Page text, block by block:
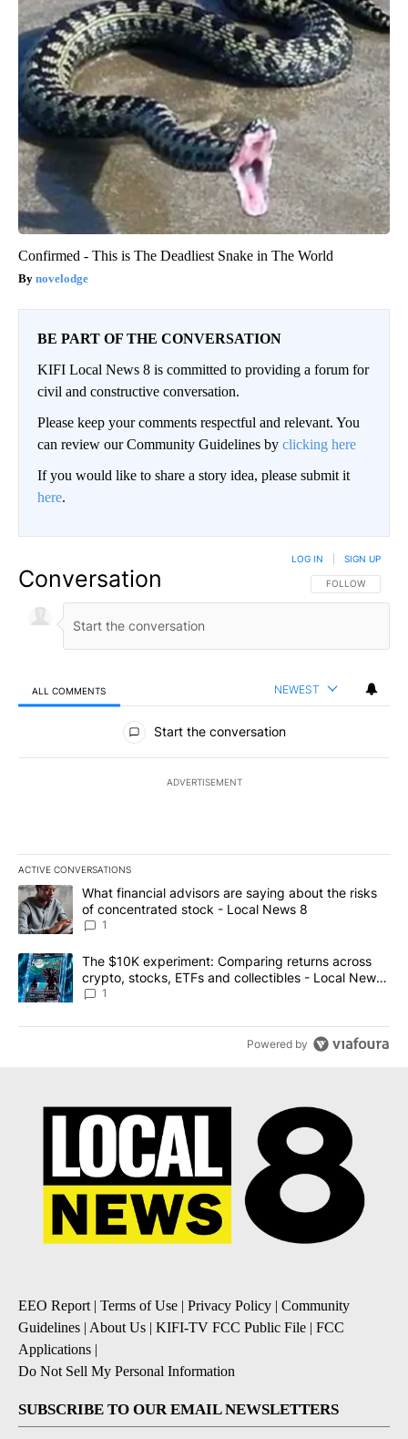
Confirmed - This is The Deadliest Snake in The World
novelodge
BE PART OF THE CONVERSATION
KIFI Local News 8 is committed to providing a forum for
civil and constructive conversation.
Please keep your comments respectful and relevant. You
can review our Community Guidelines by clicking here
If you would like to share a story idea, please submit it
here.
Conversation FOLLOW THIS
FOLLOW
LOG IN SIGN UP
ALL COMMENTS NEWEST
All Comments
Start the conversation
ADVERTISEMENT
ACTIVE CONVERSATIONS
The following is a list of the most commented articles in the last
A trending article titled "What financial advisors are saying
What financial advisors are saying about the risks
of concentrated stock - Local News 8
1
A trending article titled "The $10K experiment: Comparing
The $10K experiment: Comparing returns across
crypto, stocks, ETFs and collectibles - Local News
8
1
Powered by
EEO Report| Terms of Use | Privacy Policy | Community
Guidelines | About Us | KIFI-TV FCC Public File | FCC
Applications |
Do Not Sell My Personal Information
SUBSCRIBE TO OUR EMAIL NEWSLETTERS